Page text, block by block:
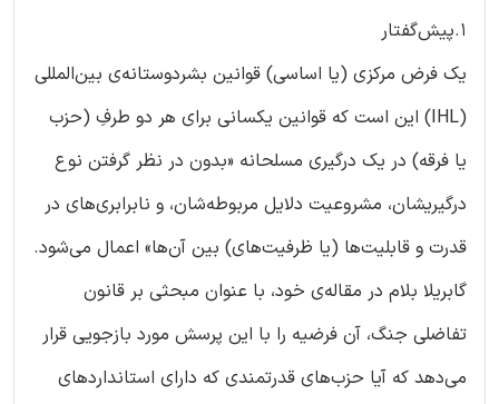
۱.پیش‌گفتار
یک فرض مرکزی (یا اساسی) قوانین بشردوستانه‌ی بین‌المللی
(IHL) این است که قوانین یکسانی برای هر دو طرفِ (حزب
یا فرقه) در یک درگیری مسلحانه «بدون در نظر گرفتن نوع
درگیریشان، مشروعیت دلایل مربوطه‌شان، و نابرابری‌های در
قدرت و قابلیت‌ها (یا ظرفیت‌های) بین آن‌ها» اعمال می‌شود.
گابریلا بلام در مقاله‌ی خود، با عنوان مبحثی بر قانون
تفاضلی جنگ، آن فرضیه را با این پرسش مورد بازجویی قرار
می‌دهد که آیا حزب‌های قدرتمندی که دارای استانداردهای